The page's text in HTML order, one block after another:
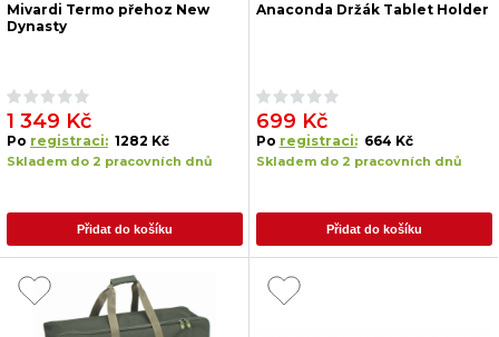
Mivardi Termo přehoz New
Dynasty
1 349 Kč
Po registraci: 1282 Kč
Skladem do 2 pracovních dnů
Přidat do košíku
Anaconda Držák Tablet Holder
699 Kč
Po registraci: 664 Kč
Skladem do 2 pracovních dnů
Přidat do košíku